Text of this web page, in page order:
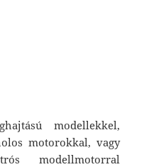
modellekkel,
motorokkal, vagy
modellmotorral